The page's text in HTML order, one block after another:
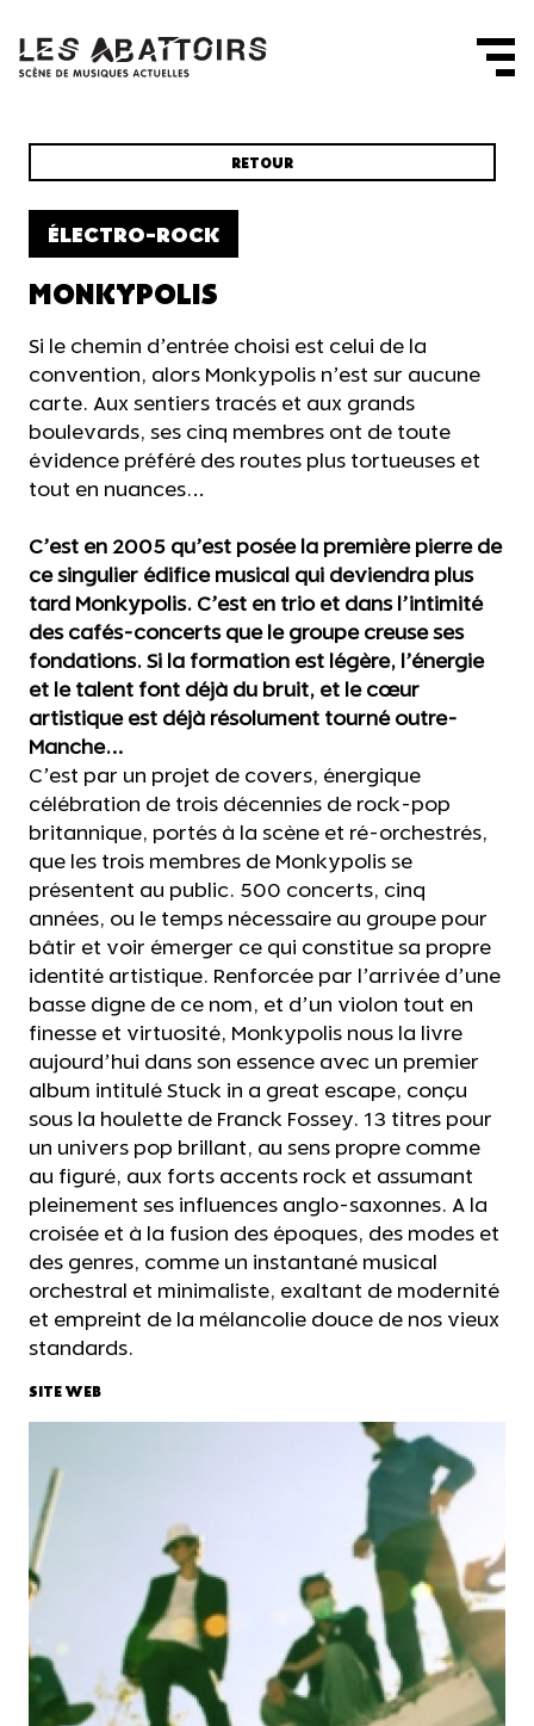
RETOUR
ÉLECTRO-ROCK
MONKYPOLIS
Si le chemin d’entrée choisi est celui de la
convention, alors Monkypolis n’est sur aucune
carte. Aux sentiers tracés et aux grands
boulevards, ses cinq membres ont de toute
évidence préféré des routes plus tortueuses et
tout en nuances…
C’est en 2005 qu’est posée la première pierre de
ce singulier édifice musical qui deviendra plus
tard Monkypolis. C’est en trio et dans l’intimité
des cafés-concerts que le groupe creuse ses
fondations. Si la formation est légère, l’énergie
et le talent font déjà du bruit, et le cœur
artistique est déjà résolument tourné outre-
Manche…
C’est par un projet de covers, énergique
célébration de trois décennies de rock-pop
britannique, portés à la scène et ré-orchestrés,
que les trois membres de Monkypolis se
présentent au public. 500 concerts, cinq
années, ou le temps nécessaire au groupe pour
bâtir et voir émerger ce qui constitue sa propre
identité artistique. Renforcée par l’arrivée d’une
basse digne de ce nom, et d’un violon tout en
finesse et virtuosité, Monkypolis nous la livre
aujourd’hui dans son essence avec un premier
album intitulé Stuck in a great escape, conçu
sous la houlette de Franck Fossey. 13 titres pour
un univers pop brillant, au sens propre comme
au figuré, aux forts accents rock et assumant
pleinement ses influences anglo-saxonnes. A la
croisée et à la fusion des époques, des modes et
des genres, comme un instantané musical
orchestral et minimaliste, exaltant de modernité
et empreint de la mélancolie douce de nos vieux
standards.
SITE WEB